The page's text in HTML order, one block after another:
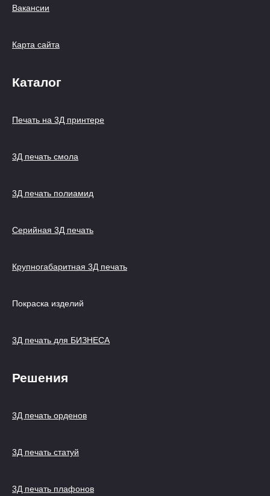
Вакансии
Карта сайта
Каталог
Печать на 3Д принтере
3Д печать смола
3Д печать полиамид
Серийная 3Д печать
Крупногабаритная 3Д печать
Покраска изделий
3Д печать для БИЗНЕСА
Решения
3Д печать орденов
3Д печать статуй
3Д печать плафонов